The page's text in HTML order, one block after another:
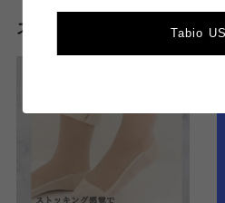
スタッフのその他のブログは
Tabio